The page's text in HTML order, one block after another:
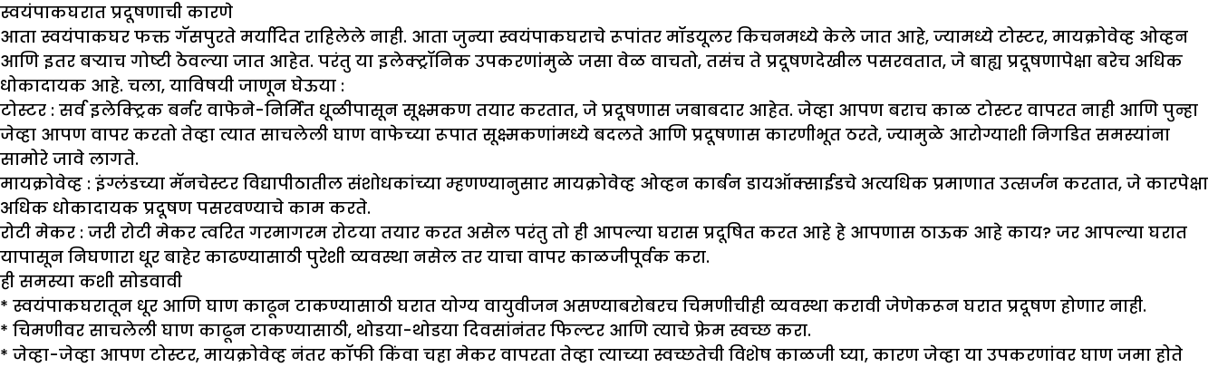
स्वयंपाकघरात प्रदूषणाची कारणे
आता स्वयंपाकघर फक्त गॅसपुरते मर्यादित राहिलेले नाही. आता जुन्या स्वयंपाकघराचे रूपांतर मॉडयूलर किचनमध्ये केले जात आहे, ज्यामध्ये टोस्टर, मायक्रोवेव्ह ओव्हन
आणि इतर बऱ्याच गोष्टी ठेवल्या जात आहेत. परंतु या इलेक्ट्रॉनिक उपकरणांमुळे जसा वेळ वाचतो, तसंच ते प्रदूषणदेखील पसरवतात, जे बाह्य प्रदूषणापेक्षा बरेच अधिक
धोकादायक आहे. चला, याविषयी जाणून घेऊया :
टोस्टर : सर्व इलेक्ट्रिक बर्नर वाफेने-निर्मित धूळीपासून सूक्ष्मकण तयार करतात, जे प्रदूषणास जबाबदार आहेत. जेव्हा आपण बराच काळ टोस्टर वापरत नाही आणि पुन्हा
जेव्हा आपण वापर करतो तेव्हा त्यात साचलेली घाण वाफेच्या रूपात सूक्ष्मकणांमध्ये बदलते आणि प्रदूषणास कारणीभूत ठरते, ज्यामुळे आरोग्याशी निगडित समस्यांना
सामोरे जावे लागते.
मायक्रोवेव्ह : इंग्लंडच्या मॅनचेस्टर विद्यापीठातील संशोधकांच्या म्हणण्यानुसार मायक्रोवेव्ह ओव्हन कार्बन डायऑक्साईडचे अत्यधिक प्रमाणात उत्सर्जन करतात, जे कारपेक्षा
अधिक धोकादायक प्रदूषण पसरवण्याचे काम करते.
रोटी मेकर : जरी रोटी मेकर त्वरित गरमागरम रोटया तयार करत असेल परंतु तो ही आपल्या घरास प्रदूषित करत आहे हे आपणास ठाऊक आहे काय? जर आपल्या घरात
यापासून निघणारा धूर बाहेर काढण्यासाठी पुरेशी व्यवस्था नसेल तर याचा वापर काळजीपूर्वक करा.
ही समस्या कशी सोडवावी
* स्वयंपाकघरातून धूर आणि घाण काढून टाकण्यासाठी घरात योग्य वायुवीजन असण्याबरोबरच चिमणीचीही व्यवस्था करावी जेणेकरून घरात प्रदूषण होणार नाही.
* चिमणीवर साचलेली घाण काढून टाकण्यासाठी, थोडया-थोडया दिवसांनंतर फिल्टर आणि त्याचे फ्रेम स्वच्छ करा.
* जेव्हा-जेव्हा आपण टोस्टर, मायक्रोवेव्ह नंतर कॉफी किंवा चहा मेकर वापरता तेव्हा त्याच्या स्वच्छतेची विशेष काळजी घ्या, कारण जेव्हा या उपकरणांवर घाण जमा होते